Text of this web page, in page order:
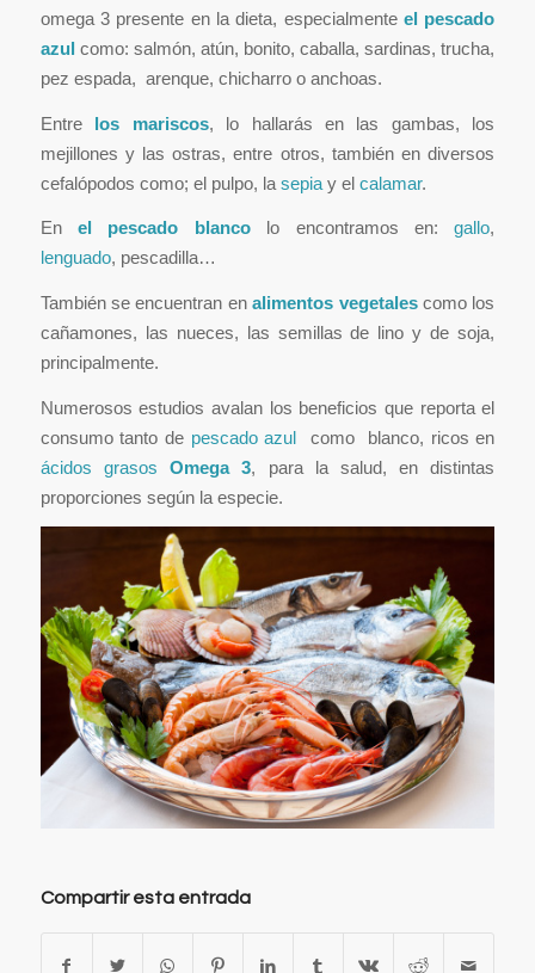
omega 3 presente en la dieta, especialmenteel pescado
azulcomo: salmón, atún, bonito, caballa, sardinas, trucha,
pez espada, arenque, chicharro o anchoas.
Entre los mariscos, lo hallarás en las gambas, los
mejillones y las ostras, entre otros, también en diversos
cefalópodos como; el pulpo, la sepiay el calamar.
En el pescado blanco lo encontramos en:gallo,
lenguado, pescadilla…
También se encuentran enalimentos vegetalescomo los
cañamones, las nueces, las semillas de lino y de soja,
principalmente.
Numerosos estudios avalan los beneficios que reporta el
consumo tanto de pescado azul como blanco, ricos en
ácidos grasosOmega 3, para la salud, en distintas
proporciones según la especie.
Compartir esta entrada